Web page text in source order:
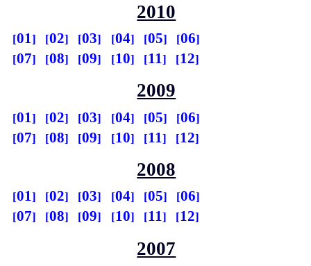
2010
01 02 03 04 05
06
07
08 09 10 11 12
2009
01 02 03 04 05
06
07
08 09 10 11 12
2008
01 02 03 04 05
06
07
08 09 10 11 12
2007